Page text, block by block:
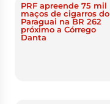
PRF apreende 75 mil
maços de cigarros do
Paraguai na BR 262
próximo a Córrego
Danta